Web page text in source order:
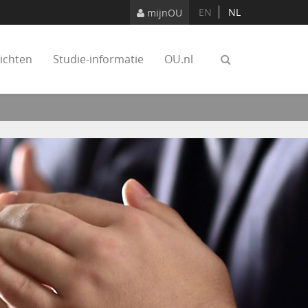
mijnOU EN NL
Studie-informatie OU.nl